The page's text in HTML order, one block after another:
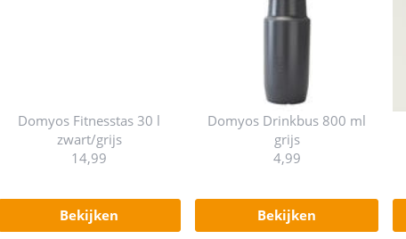
Domyos Fitnesstas 30 l
zwart/grijs
14,99
bekijken
Domyos Drinkbus 800 ml
grijs
4,99
bekijken